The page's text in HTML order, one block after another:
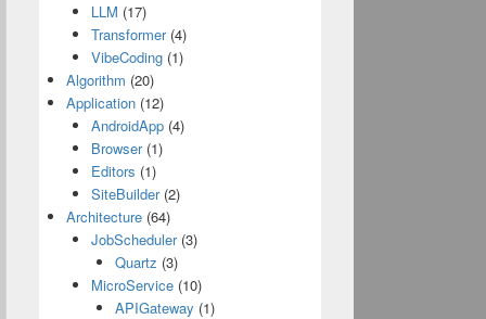
LLM (17)
Transformer(4)
VibeCoding(1)
Algorithm (20)
Application (12)
AndroidApp(4)
Browser(1)
Editors (1)
SiteBuilder(2)
Architecture (64)
JobScheduler(3)
Quartz (3)
MicroService(10)
APIGateway (1)